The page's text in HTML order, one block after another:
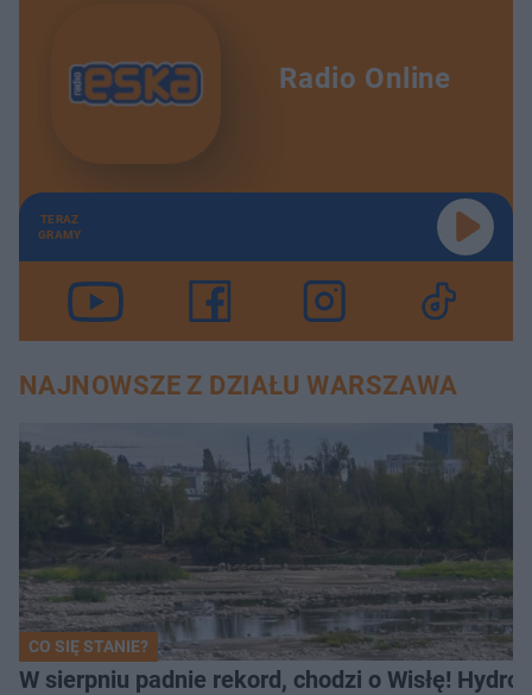
Radio Online
TERAZ
GRAMY
NAJNOWSZE Z DZIAŁU WARSZAWA
CO SIĘ STANIE?
W sierpniu padnie rekord, chodzi o Wisłę!